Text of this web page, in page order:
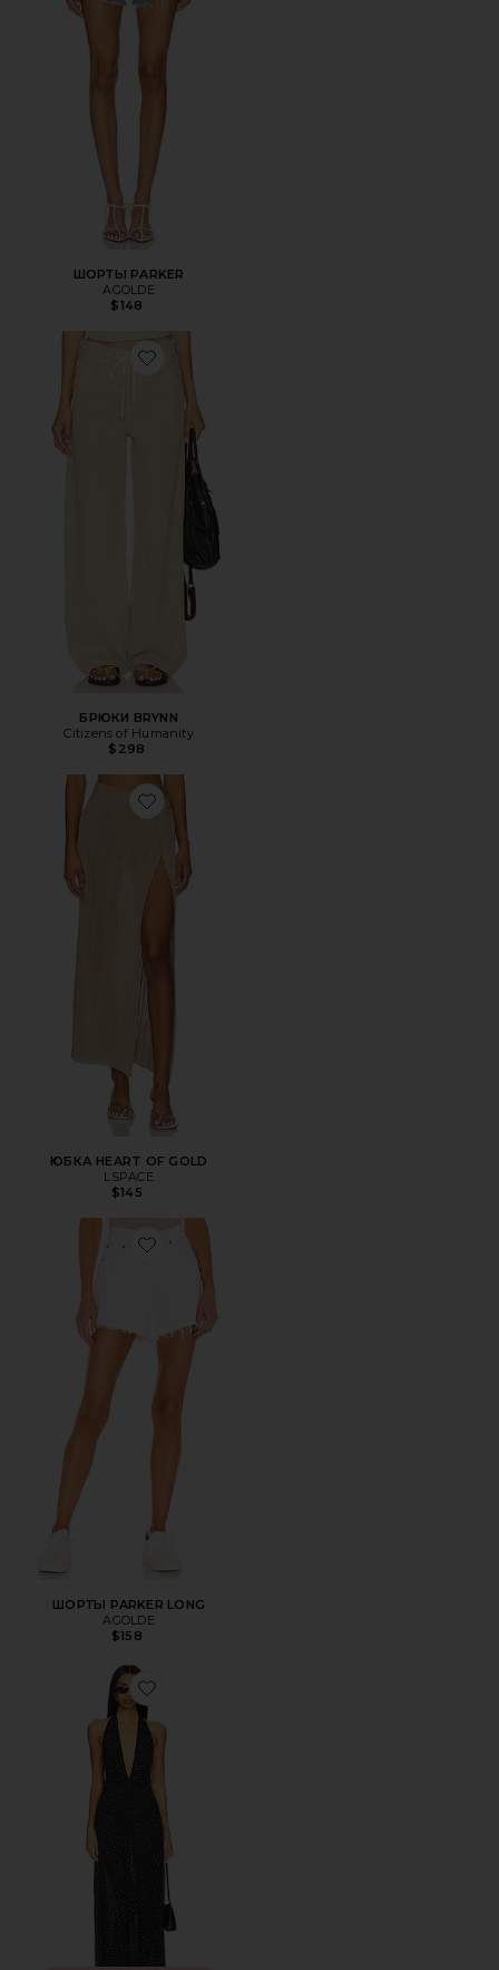
ШОРТЫ PARKER
AGOLDE
$148
Favorite БРЮКИ BRYNN
БРЮКИ BRYNN
Citizens of Humanity
$298
Favorite ЮБКА HEART OF GOLD
ЮБКА HEART OF GOLD
LSPACE
$145
Favorite ШОРТЫ PARKER LONG
ШОРТЫ PARKER LONG
AGOLDE
$158
Favorite МАКСИ ПЛАТЬЕ DISTRICT